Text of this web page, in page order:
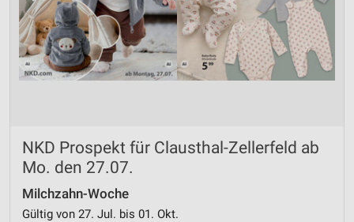
NKD Prospekt für Clausthal-Zellerfeld ab
Mo. den 27.07.
Milchzahn-Woche
Gültig von 27. Jul. bis 01. Okt.